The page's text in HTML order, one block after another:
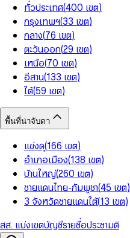
ทั่วประเทศ(400 เขต)
กรุงเทพฯ(33 เขต)
กลาง(76 เขต)
ตะวันออก(29 เขต)
เหนือ(70 เขต)
อีสาน(133 เขต)
ใต้(59 เขต)
พื้นที่น่าจับตา
แข่งดุ(166 เขต)
อำเภอเมือง(138 เขต)
บ้านใหญ่(260 เขต)
ชายแดนไทย-กัมพูชา(45 เขต)
3 จังหวัดชายแดนใต้(13 เขต)
สส. แบ่งเขตบัญชีรายชื่อประชามติ